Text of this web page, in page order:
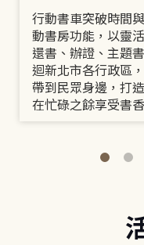
行動書車突破時間
動書房功能，以靈
還書、辦證、主題
迴新北市各行政區
帶到民眾身邊，打
在忙碌之餘享受書